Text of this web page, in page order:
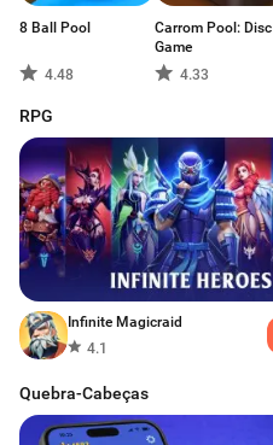
8 Ball Pool
4.48
Carrom Pool: Disc
Game
4.33
RPG
Infinite Magicraid
4.1
Quebra-Cabeças